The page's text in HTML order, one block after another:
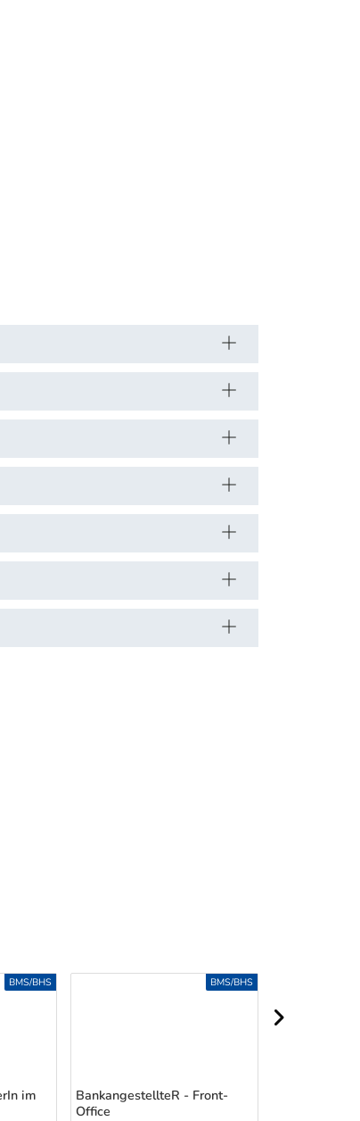
im
BMS/BHS
BankangestellteR - Front-
Office
BMS/BHS